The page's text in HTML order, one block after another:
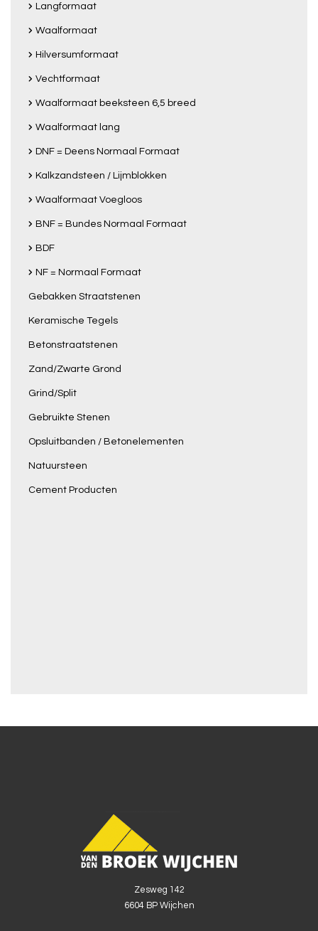
Langformaat
Waalformaat
Hilversumformaat
Vechtformaat
Waalformaat beeksteen 6,5 breed
Waalformaat lang
DNF = Deens Normaal Formaat
Kalkzandsteen / Lijmblokken
Waalformaat Voegloos
BNF = Bundes Normaal Formaat
BDF
NF = Normaal Formaat
Gebakken Straatstenen
Keramische Tegels
Betonstraatstenen
Zand/Zwarte Grond
Grind/Split
Gebruikte Stenen
Opsluitbanden / Betonelementen
Natuursteen
Cement Producten
Zesweg 142
6604 BP Wijchen